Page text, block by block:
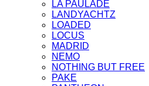
LA PAULADE
LANDYACHTZ
LOADED
LOCUS
MADRID
NEMO
NOTHING BUT FREE
PAKE